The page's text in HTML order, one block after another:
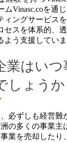
ムVinasc.coを通
ィングサービス
セスを体系的、
よう支援していま
業はい
しょうか
必ずしも経営難
の多くの事業主
業を売却したり